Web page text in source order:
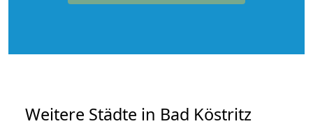
Weitere Städte in Bad Köstritz